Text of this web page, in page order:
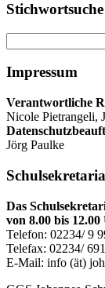
Stichwortsuche
Impressum
Verantwortliche
Nicole Pietrangeli,
Jörg Paulke
Das
von 8.00 bis
Telefon: 02234/ 9
Telefax: 02234/
E-Mail: info (ät)